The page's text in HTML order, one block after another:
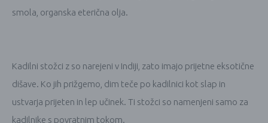
smola, organska eterična olja.
Kadilni stožci z so narejeni v Indiji, zato imajo prijetne eksotične
dišave. Ko jih prižgemo, dim teče po kadilnici kot slap in
ustvarja prijeten in lep učinek. Ti stožci so namenjeni samo za
kadilnike s povratnim tokom.